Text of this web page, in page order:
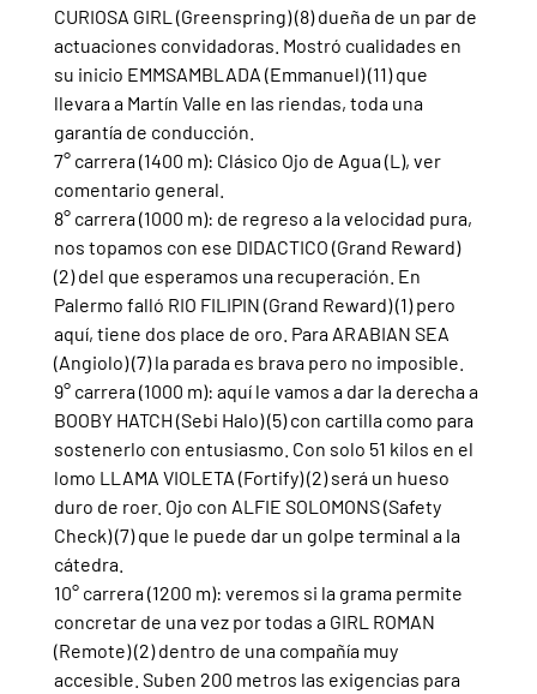
CURIOSA GIRL (Greenspring) (8) dueña de un par de
actuaciones convidadoras. Mostró cualidades en
su inicio EMMSAMBLADA (Emmanuel) (11) que
llevara a Martín Valle en las riendas, toda una
garantía de conducción.
7° carrera (1400 m): Clásico Ojo de Agua (L), ver
comentario general.
8° carrera (1000 m): de regreso a la velocidad pura,
nos topamos con ese DIDACTICO (Grand Reward)
(2) del que esperamos una recuperación. En
Palermo falló RIO FILIPIN (Grand Reward) (1) pero
aquí, tiene dos place de oro. Para ARABIAN SEA
(Angiolo) (7) la parada es brava pero no imposible.
9° carrera (1000 m): aquí le vamos a dar la derecha a
BOOBY HATCH (Sebi Halo) (5) con cartilla como para
sostenerlo con entusiasmo. Con solo 51 kilos en el
lomo LLAMA VIOLETA (Fortify) (2) será un hueso
duro de roer. Ojo con ALFIE SOLOMONS (Safety
Check) (7) que le puede dar un golpe terminal a la
cátedra.
10° carrera (1200 m): veremos si la grama permite
concretar de una vez por todas a GIRL ROMAN
(Remote) (2) dentro de una compañía muy
accesible. Suben 200 metros las exigencias para